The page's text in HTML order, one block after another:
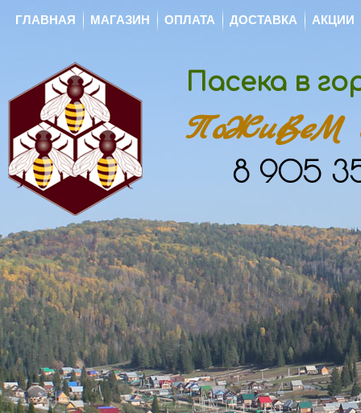
Пасека в
ПоЖиВеМ
8 905
ГЛАВНАЯ МАГАЗИН ОПЛАТА ДОСТАВКА АКЦИИ